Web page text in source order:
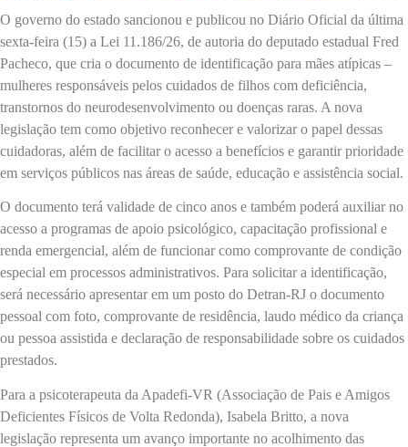
O governo do estado sancionou e publicou no Diário Oficial da última
sexta-feira (15) a Lei 11.186/26, de autoria do deputado estadual Fred
Pacheco, que cria o documento de identificação para mães atípicas –
mulheres responsáveis pelos cuidados de filhos com deficiência,
transtornos do neurodesenvolvimento ou doenças raras. A nova
legislação tem como objetivo reconhecer e valorizar o papel dessas
cuidadoras, além de facilitar o acesso a benefícios e garantir prioridade
em serviços públicos nas áreas de saúde, educação e assistência social.
O documento terá validade de cinco anos e também poderá auxiliar no
acesso a programas de apoio psicológico, capacitação profissional e
renda emergencial, além de funcionar como comprovante de condição
especial em processos administrativos. Para solicitar a identificação,
será necessário apresentar em um posto do Detran-RJ o documento
pessoal com foto, comprovante de residência, laudo médico da criança
ou pessoa assistida e declaração de responsabilidade sobre os cuidados
prestados.
Para a psicoterapeuta da Apadefi-VR (Associação de Pais e Amigos
Deficientes Físicos de Volta Redonda), Isabela Britto, a nova
legislação representa um avanço importante no acolhimento das